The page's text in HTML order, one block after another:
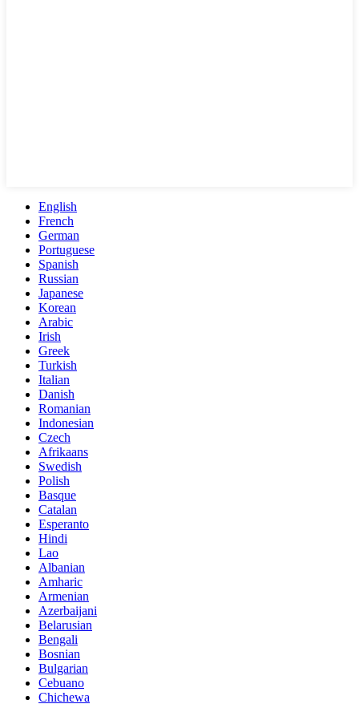
English
French
German
Portuguese
Spanish
Russian
Japanese
Korean
Arabic
Irish
Greek
Turkish
Italian
Danish
Romanian
Indonesian
Czech
Afrikaans
Swedish
Polish
Basque
Catalan
Esperanto
Hindi
Lao
Albanian
Amharic
Armenian
Azerbaijani
Belarusian
Bengali
Bosnian
Bulgarian
Cebuano
Chichewa